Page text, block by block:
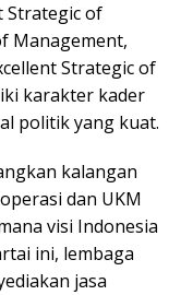
Strategic of
Management,
Strategic of
karakter kader
politik yang kuat.
kalangan
dan UKM
visi Indonesia
ini, lembaga
jasa